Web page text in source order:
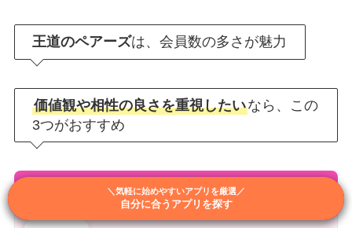
王道のペアーズは、会員数の多さが魅力
価値観や相性の良さを重視したいなら、この
3つがおすすめ
恋活マッチングアプリおすすめTOP3
＼相性重視で選べるアプリを厳選／
自分に合うアプリを探す
＼結婚前提で出会いやすいアプリを厳選／
自分に合うアプリを探す
＼気軽に始めやすいアプリを厳選／
自分に合うアプリを探す